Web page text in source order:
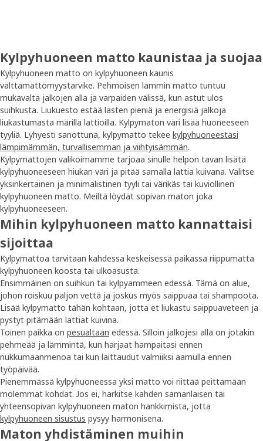
Kylpyhuoneen matto kaunistaa ja suojaa
Kylpyhuoneen matto on kylpyhuoneen kaunis
välttämättömyystarvike. Pehmoisen lämmin matto tuntuu
mukavalta jalkojen alla ja varpaiden välissä, kun astut ulos
suihkusta. Liukuesto estää lasten pieniä ja energisiä jalkoja
liukastumasta märillä lattioilla. Kylpymaton väri lisää huoneeseen
tyyliä. Lyhyesti sanottuna, kylpymatto tekee kylpyhuoneestasi
lämpimämmän, turvallisemman ja viihtyisämmän.
Kylpymattojen valikoimamme tarjoaa sinulle helpon tavan lisätä
kylpyhuoneeseen hiukan väri ja pitää samalla lattia kuivana. Valitse
yksinkertainen ja minimalistinen tyyli tai värikäs tai kuviollinen
kylpyhuoneen matto. Meiltä löydät sopivan maton joka
kylpyhuoneeseen.
Mihin kylpyhuoneen matto kannattaisi
sijoittaa
Kylpymattoa tarvitaan kahdessa keskeisessä paikassa riippumatta
kylpyhuoneen koosta tai ulkoasusta.
Ensimmäinen on suihkun tai kylpyammeen edessä. Tämä on alue,
johon roiskuu paljon vettä ja joskus myös saippuaa tai shampoota.
Lisää kylpymatto tähän kohtaan, jotta et liukastu saippuaveteen ja
pystyt pitämään lattiat kuivina.
Toinen paikka on pesualtaan edessä. Silloin jalkojesi alla on jotakin
pehmeää ja lämmintä, kun harjaat hampaitasi ennen
nukkumaanmenoa tai kun laittaudut valmiiksi aamulla ennen
työpäivää.
Pienemmässä kylpyhuoneessa yksi matto voi riittää peittämään
molemmat kohdat. Jos ei, harkitse kahden samanlaisen tai
yhteensopivan kylpyhuoneen maton hankkimista, jotta
kylpyhuoneen sisustus pysyy harmonisena.
Maton yhdistäminen muihin